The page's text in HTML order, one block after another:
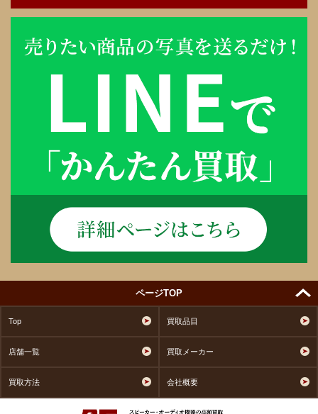
ページTOP
Top 買取品目
店舗一覧 買取メーカー
買取方法 会社概要